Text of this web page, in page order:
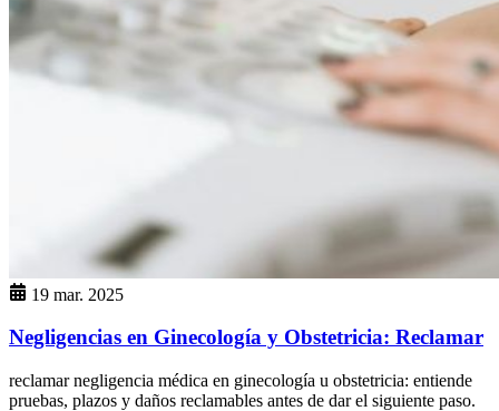
19 mar. 2025
Negligencias en Ginecología y Obstetricia: Reclamar
reclamar negligencia médica en ginecología u obstetricia: entiende
pruebas, plazos y daños reclamables antes de dar el siguiente paso.